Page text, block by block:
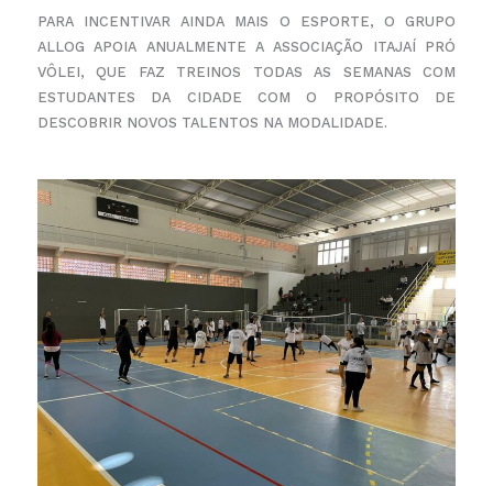
PARA INCENTIVAR AINDA MAIS O ESPORTE, O GRUPO
ALLOG APOIA ANUALMENTE A ASSOCIAÇÃO ITAJAÍ PRÓ
VÔLEI, QUE FAZ TREINOS TODAS AS SEMANAS COM
ESTUDANTES DA CIDADE COM O PROPÓSITO DE
DESCOBRIR NOVOS TALENTOS NA MODALIDADE.